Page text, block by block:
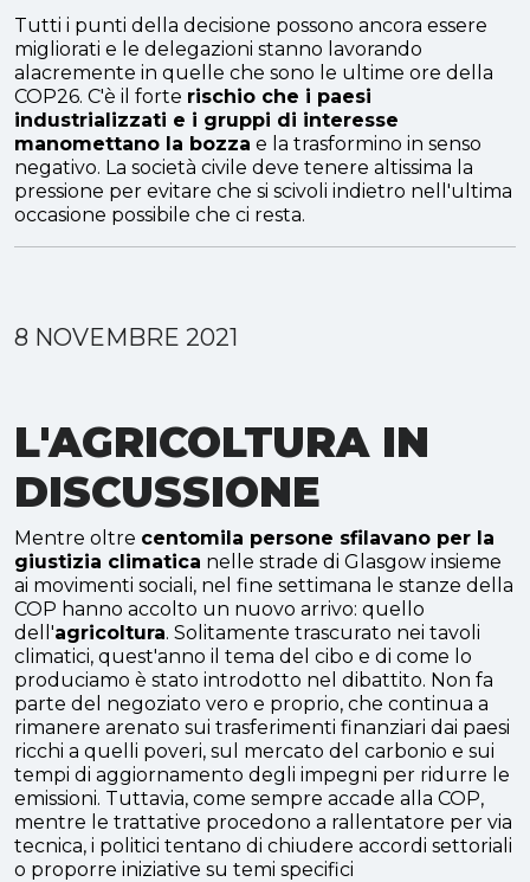
Tutti i punti della decisione possono ancora essere
migliorati e le delegazioni stanno lavorando
alacremente in quelle che sono le ultime ore della
COP26. C'è il forte rischio che i paesi
industrializzati e i gruppi di interesse
manomettano la bozza e la trasformino in senso
negativo. La società civile deve tenere altissima la
pressione per evitare che si scivoli indietro nell'ultima
occasione possibile che ci resta.
8 NOVEMBRE 2021
L'AGRICOLTURA IN
DISCUSSIONE
Mentre oltre centomila persone sfilavano per la
giustizia climatica nelle strade di Glasgow insieme
ai movimenti sociali, nel fine settimana le stanze della
COP hanno accolto un nuovo arrivo: quello
dell'agricoltura. Solitamente trascurato nei tavoli
climatici, quest'anno il tema del cibo e di come lo
produciamo è stato introdotto nel dibattito. Non fa
parte del negoziato vero e proprio, che continua a
rimanere arenato sui trasferimenti finanziari dai paesi
ricchi a quelli poveri, sul mercato del carbonio e sui
tempi di aggiornamento degli impegni per ridurre le
emissioni. Tuttavia, come sempre accade alla COP,
mentre le trattative procedono a rallentatore per via
tecnica, i politici tentano di chiudere accordi settoriali
o proporre iniziative su temi specifici